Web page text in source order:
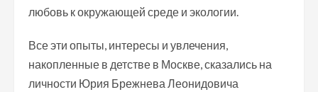
любовь к окружающей среде и экологии.
Все эти опыты, интересы и увлечения,
накопленные в детстве в Москве, сказались на
личности Юрия Брежнева Леонидовича